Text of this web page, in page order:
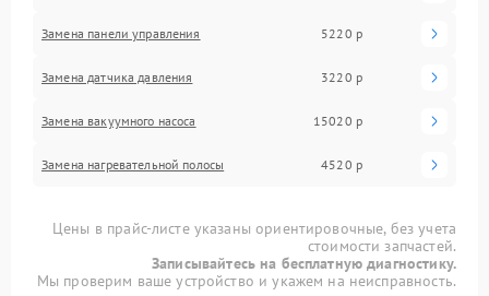
Замена панели управления 5220 р
Замена датчика давления 3220 р
Замена вакуумного насоса 15020 р
Замена нагревательной полосы 4520 р
Цены в прайс-листе указаны ориентировочные, без учета
стоимости запчастей.
Записывайтесь на бесплатную диагностику.
Мы проверим ваше устройство и укажем на неисправность.